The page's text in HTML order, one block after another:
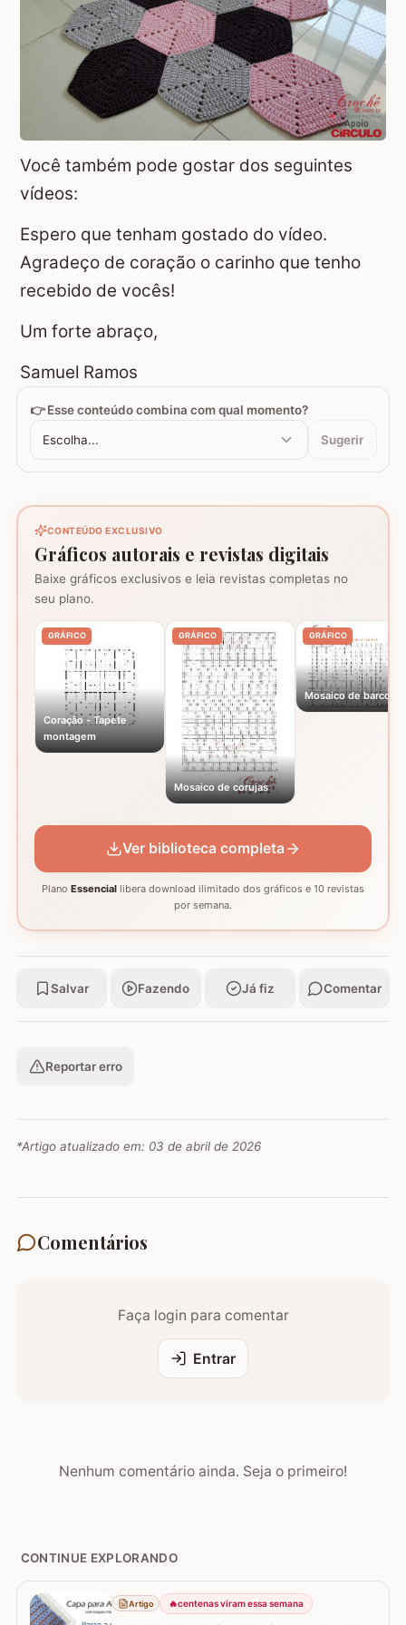
Você também pode gostar dos seguintes
vídeos:
Espero que tenham gostado do vídeo.
Agradeço de coração o carinho que tenho
recebido de vocês!
Um forte abraço,
Samuel Ramos
👉 Esse conteúdo combina com qual momento?
Escolha... Sugerir
CONTEÚDO EXCLUSIVO
Gráficos autorais e revistas digitais
Baixe gráficos exclusivos e leia revistas completas no
seu plano.
GRÁFICO
Coração - Tapete
montagem
GRÁFICO
Mosaico de corujas
GRÁFICO
Mosaico de barcos
Ver biblioteca completa
Plano Essencial libera download ilimitado dos gráficos e 10 revistas
por semana.
Salvar Fazendo Já fiz Comentar
Reportar erro
*Artigo atualizado em: 03 de abril de 2026
Comentários
Faça login para comentar
Entrar
Nenhum comentário ainda. Seja o primeiro!
CONTINUE EXPLORANDO
Artigo 🔥centenas viram essa semana